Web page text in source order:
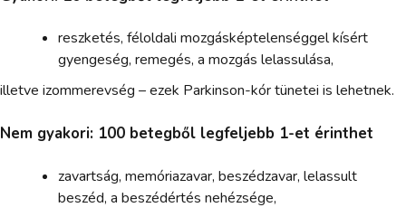
reszketés, féloldali mozgásképtelenséggel kísért
gyengeség, remegés, a mozgás lelassulása,
illetve izommerevség – ezek Parkinson-kór tünetei is lehetnek.
Nem gyakori: 100 betegből legfeljebb 1-et érinthet
zavartság, memóriazavar, beszédzavar, lelassult
beszéd, a beszédértés nehézsége,